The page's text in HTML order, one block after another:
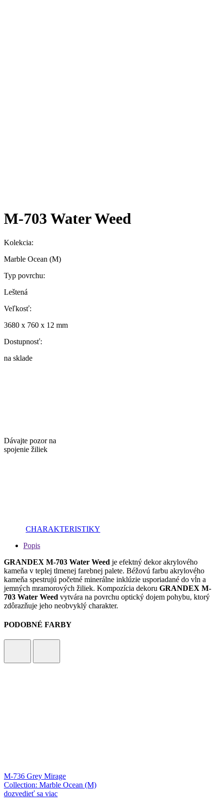
M-703 Water Weed
Kolekcia:
Marble Ocean (M)
Typ povrchu:
Leštená
Veľkosť:
3680 x 760 x 12 mm
Dostupnosť:
na sklade
Dávajte pozor na
spojenie žiliek
CHARAKTERISTIKY
Popis
GRANDEX M-703 Water Weed je efektný dekor akrylového
kameňa v teplej tlmenej farebnej palete. Béžovú farbu akrylového
kameňa spestrujú početné minerálne inklúzie usporiadané do vĺn a
jemných mramorových žiliek. Kompozícia dekoru GRANDEX M-
703 Water Weed vytvára na povrchu optický dojem pohybu, ktorý
zdôrazňuje jeho neobvyklý charakter.
PODOBNÉ FARBY
M-736 Grey Mirage
Collection: Marble Ocean (M)
dozvedieť sa viac